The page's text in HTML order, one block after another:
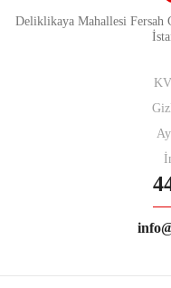
Deliklikaya Mahallesi Fersah